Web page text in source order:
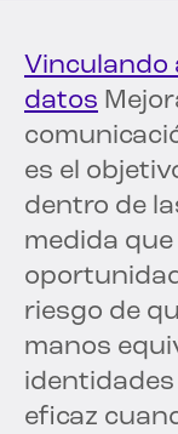
Vinculando
datos
es el
dentro de
medida
riesgo de
manos
identidades
eficaz